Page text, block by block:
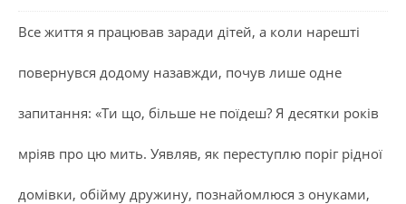
Все життя я працював заради дітей, а коли нарешті
повернувся додому назавжди, почув лише одне
запитання: «Ти що, більше не поїдеш? Я десятки років
мріяв про цю мить. Уявляв, як переступлю поріг рідної
домівки, обійму дружину, познайомлюся з онуками,